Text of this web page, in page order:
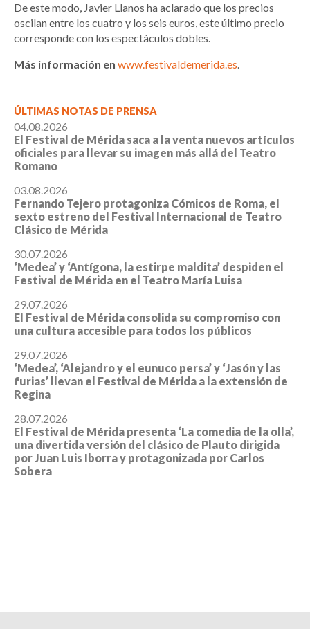
De este modo, Javier Llanos ha aclarado que los precios
oscilan entre los cuatro y los seis euros, este último precio
corresponde con los espectáculos dobles.
Más información en www.festivaldemerida.es.
ÚLTIMAS NOTAS DE PRENSA
04.08.2026
El Festival de Mérida saca a la venta nuevos artículos
oficiales para llevar su imagen más allá del Teatro
Romano
03.08.2026
Fernando Tejero protagoniza Cómicos de Roma, el
sexto estreno del Festival Internacional de Teatro
Clásico de Mérida
30.07.2026
‘Medea’ y ‘Antígona, la estirpe maldita’ despiden el
Festival de Mérida en el Teatro María Luisa
29.07.2026
El Festival de Mérida consolida su compromiso con
una cultura accesible para todos los públicos
29.07.2026
‘Medea’, ‘Alejandro y el eunuco persa’ y ‘Jasón y las
furias’ llevan el Festival de Mérida a la extensión de
Regina
28.07.2026
El Festival de Mérida presenta ‘La comedia de la olla’,
una divertida versión del clásico de Plauto dirigida
por Juan Luis Iborra y protagonizada por Carlos
Sobera